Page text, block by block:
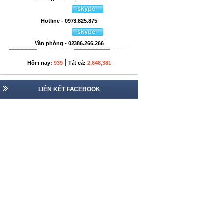
Hotline - 0978.825.875
Văn phòng - 02386.266.266
Hôm nay: 939 | Tất cả: 2,648,381
LIÊN KẾT FACEBOOK